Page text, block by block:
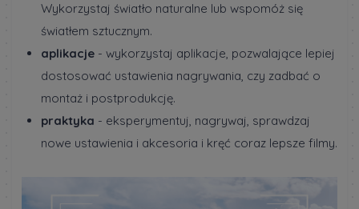
Wykorzystaj światło naturalne lub wspomóż się
światłem sztucznym.
aplikacje - wykorzystaj aplikacje, pozwalające lepiej
dostosować ustawienia nagrywania, czy zadbać o
montaż i postprodukcję.
praktyka - eksperymentuj, nagrywaj, sprawdzaj
nowe ustawienia i akcesoria i kręć coraz lepsze filmy.